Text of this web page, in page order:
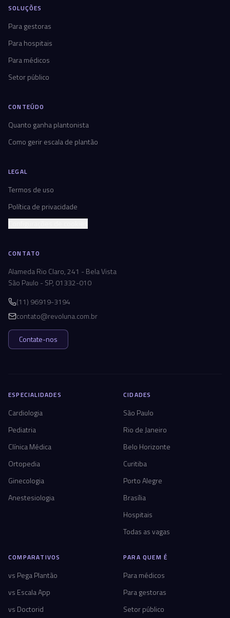
SOLUÇÕES
Para gestoras
Para hospitais
Para médicos
Setor público
CONTEÚDO
Quanto ganha plantonista
Como gerir escala de plantão
LEGAL
Termos de uso
Política de privacidade
CONTATO
Alameda Rio Claro, 241 - Bela Vista
São Paulo - SP, 01332-010
(11) 96919-3194
contato@revoluna.com.br
Contate-nos
ESPECIALIDADES
Cardiologia
Pediatria
Clínica Médica
Ortopedia
Ginecologia
Anestesiologia
CIDADES
São Paulo
Rio de Janeiro
Belo Horizonte
Curitiba
Porto Alegre
Brasília
Hospitais
Todas as vagas
COMPARATIVOS
vs Pega Plantão
vs Escala App
vs Doctorid
PARA QUEM É
Para médicos
Para gestoras
Setor público